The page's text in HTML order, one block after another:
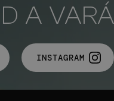
A
INSTAGRAM